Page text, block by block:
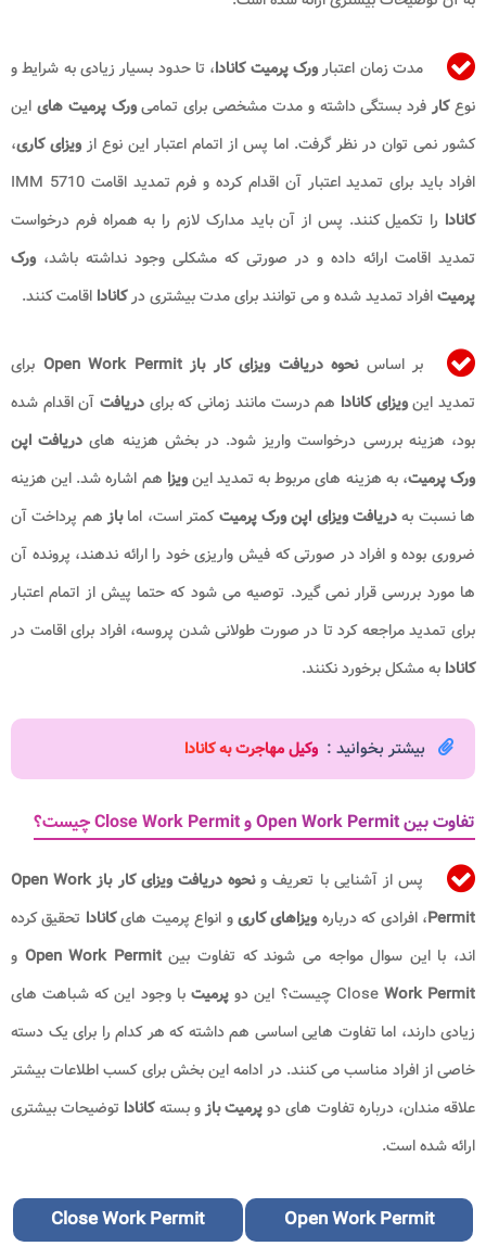
مدت زمان اعتبارورک پرمیت کانادا، تا حدود بسیار زیادی به شرایط و
نوعکارفرد بستگی داشته و مدت مشخصی برای تمامیورک پرمیت های این
کشور نمی توان در نظر گرفت. اما پس از اتمام اعتبار این نوع از ویزای کاری،
افراد باید برای تمدید اعتبار آن اقدام کرده و فرم تمدید اقامت IMM 5710
کانادا را تکمیل کنند. پس از آن باید مدارک لازم را به همراه فرم درخواست
تمدید اقامت ارائه داده و در صورتی که مشکلی وجود نداشته باشد، ورک
پرمیتافراد تمدید شده و می توانند برای مدت بیشتری درکانادا اقامت کنند.
بر اساسنحوه دریافت ویزای کار باز Open Work Permit
برای
تمدید اینویزای کانادا هم درست مانند زمانی که برای دریافت آن اقدام شده
بود، هزینه بررسی درخواست واریز شود. در بخش هزینه های دریافت اپن
ورک پرمیت، به هزینه های مربوط به تمدید اینویزا هم اشاره شد. این هزینه
ها نسبت بهدریافت ویزای اپن ورک پرمیتکمتر است، امابازهم پرداخت آن
ضروری بوده و افراد در صورتی که فیش واریزی خود را ارائه ندهند، پرونده آن
ها مورد بررسی قرار نمی گیرد. توصیه می شود که حتما پیش از اتمام اعتبار
برای تمدید مراجعه کرد تا در صورت طولانی شدن پروسه، افراد برای اقامت در
کانادا به مشکل برخورد نکنند.
بیشتر بخوانید : وکیل مهاجرت به کانادا
تفاوت بین Open Work Permit و Close Work Permit چیست؟
پس از آشنایی با تعریف و
نحوه دریافت ویزای کار باز Open Work
Permit، افرادی که درباره ویزاهای کاریو انواع پرمیت هایکانادا تحقیق کرده
اند، با این سوال مواجه می شوند که تفاوت بین
Open Work Permit
و
Close Work Permit چیست؟ این دو پرمیتبا وجود این که شباهت های
زیادی دارند، اما تفاوت هایی اساسی هم داشته که هر کدام را برای یک دسته
خاصی از افراد مناسب می کنند. در ادامه این بخش برای کسب اطلاعات بیشتر
علاقه مندان، درباره تفاوت های دوپرمیت بازو بستهکانادا توضیحات بیشتری
ارائه شده است.
Open Work Permit
CloseWork Permit